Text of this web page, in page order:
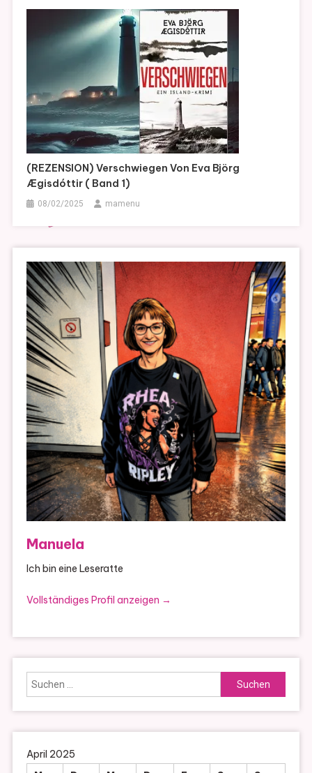
(REZENSION) Verschwiegen Von Eva Björg
Ægisdóttir ( Band 1)
08/02/2025 mamenu
Manuela
Ich bin eine Leseratte
Vollständiges Profil anzeigen →
Suchen
nach:
April 2025